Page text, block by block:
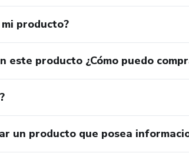
mi producto?
este producto ¿Cómo puedo
un producto que posea